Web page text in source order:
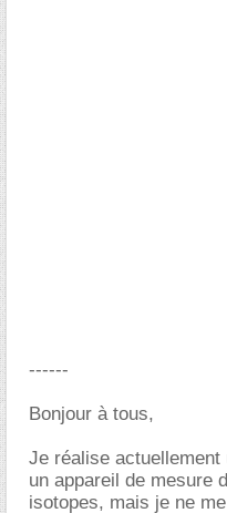
------
Bonjour à tous,
Je réalise
un appareil de mesure
isotopes, mais je ne